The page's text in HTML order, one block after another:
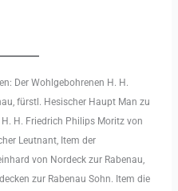
Der Wohlgebohrenen H. H.
fürstl. Hesischer Haupt Man zu
H. Friedrich Philips Moritz von
Leutnant, Item der
von Nordeck zur Rabenau,
zur Rabenau Sohn. Item die